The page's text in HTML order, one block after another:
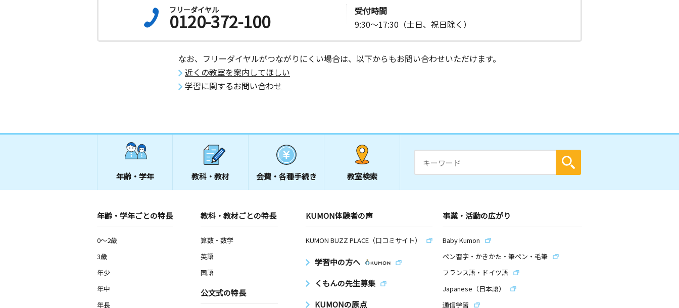
フリーダイヤル
0120-372-100
受付時間
9:30～17:30（土日、祝日除く）
なお、フリーダイヤルがつながりにくい場合は、以下からもお問い合わせいただけます。
近くの教室を案内してほしい
学習に関するお問い合わせ
年齢・学年 教科・教材 会費・ 各種手続き 教室検索
年齢・学年ごとの特長
0～2歳
3歳
年少
年中
年長
教科・教材ごとの特長
算数・数学
英語
国語
公文式の特長
KUMON体験者の声
KUMON BUZZ PLACE（口コミサイト）
学習中の方へ
くもんの先生募集
KUMONの原点
事業・活動の広がり
Baby Kumon
ペン習字・かきかた・筆ペン・毛筆
フランス語・ドイツ語
Japanese（日本語）
通信学習